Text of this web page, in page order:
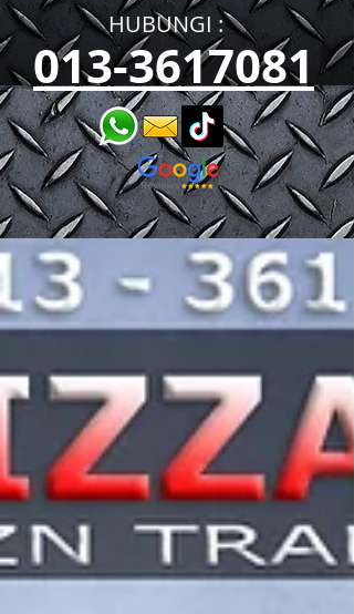
HUBUNGI :​​
013-3617081